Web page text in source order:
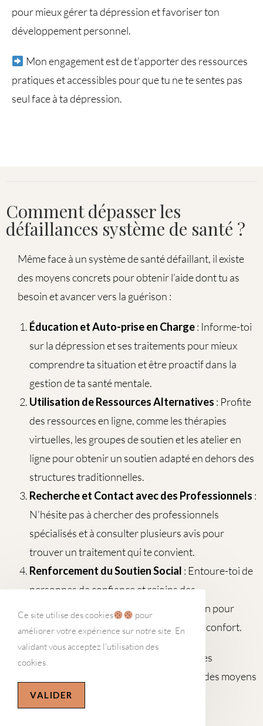
pour mieux gérer ta dépression et favoriser ton
développement personnel.
Mon engagement est de t’apporter des ressources
pratiques et accessibles pour que tu ne te sentes pas
seul face à ta dépression.
Comment dépasser les
défaillances système de santé ?
Même face à un système de santé défaillant, il existe
des moyens concrets pour obtenir l’aide dont tu as
besoin et avancer vers la guérison :
Éducation et Auto-prise en Charge: Informe-toi
sur la dépression et ses traitements pour mieux
comprendre ta situation et être proactif dans la
gestion de ta santé mentale.
Utilisation de Ressources Alternatives : Profite
des ressources en ligne, comme les thérapies
virtuelles, les groupes de soutien et les atelier en
ligne pour obtenir un soutien adapté en dehors des
structures traditionnelles.
Recherche et Contact avec des Professionnels :
N’hésite pas à chercher des professionnels
spécialisés et à consulter plusieurs avis pour
trouver un traitement qui te convient.
Renforcement du Soutien Social : Entoure-toi de
personnes de confiance et rejoins des
communautés ou des groupes de soutien pour
partager ton expérience et trouver du réconfort.
En suivant ces conseils, tu peux dépasser les
limitations du système de santé et trouver des moyens
efficaces de gérer ta dépression.
Ce site utilise des cookies
pour
améliorer votre expérience sur notre site. En
validant vous acceptez l'utilisation des
cookies.
VALIDER